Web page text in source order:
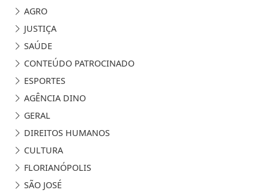
AGRO
JUSTIÇA
SAÚDE
CONTEÚDO PATROCINADO
ESPORTES
AGÊNCIA DINO
GERAL
DIREITOS HUMANOS
CULTURA
FLORIANÓPOLIS
SÃO JOSÉ